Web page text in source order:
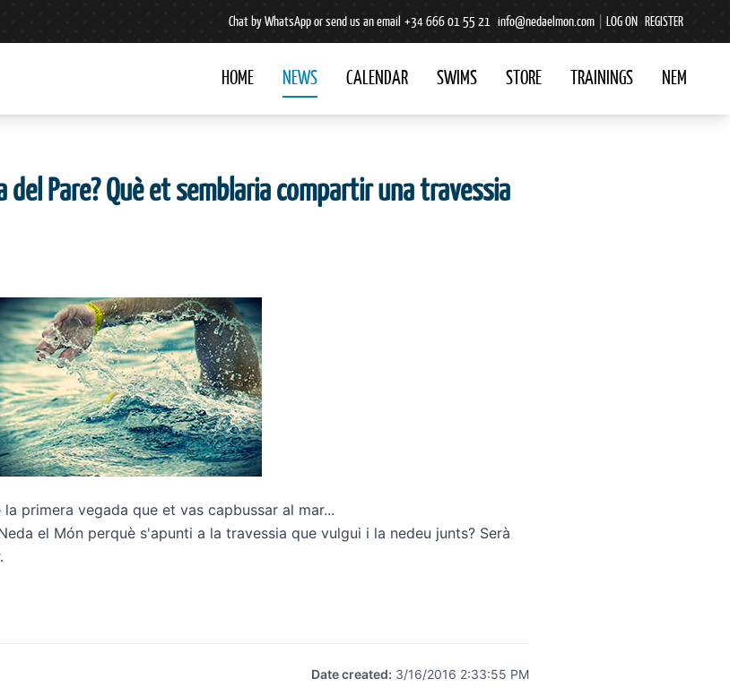
Chat by WhatsApp or send us an email +34 666 01 55 21 info@nedaelmon.com LOG ON REGISTER
HOME NEWS CALENDAR SWIMS STORE TRAININGS NEM
del Pare? Què et semblaria compartir una travessia
primera vegada que et vas capbussar al mar...
el Món perquè s'apunti a la travessia que vulgui i la nedeu junts? Serà
Date created: 3/16/2016 2:33:55 PM